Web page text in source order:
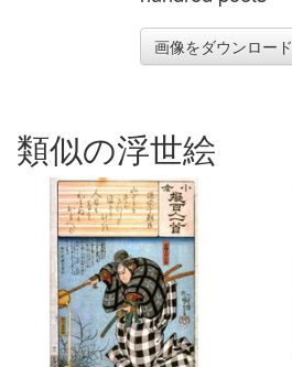
画像をダウンロード
類似の浮世絵